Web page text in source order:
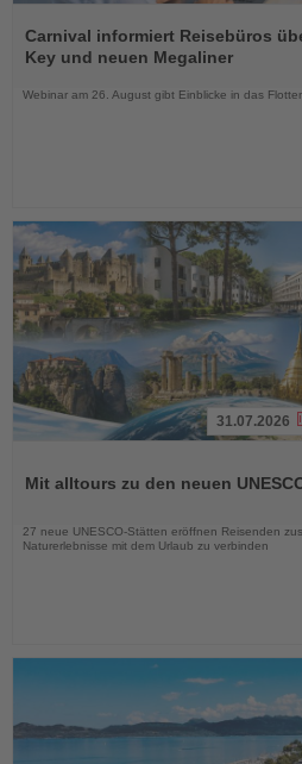
Sie
die
Nachrichten
Carnival informiert Reisebüros
Key und neuen Megaliner
Webinar am 26. August gibt Einblicke in das
die
31.07.2026
Mit alltours zu den neuen
27 neue UNESCO-Stätten eröffnen Reisenden
Naturerlebnisse mit dem Urlaub zu verbinden